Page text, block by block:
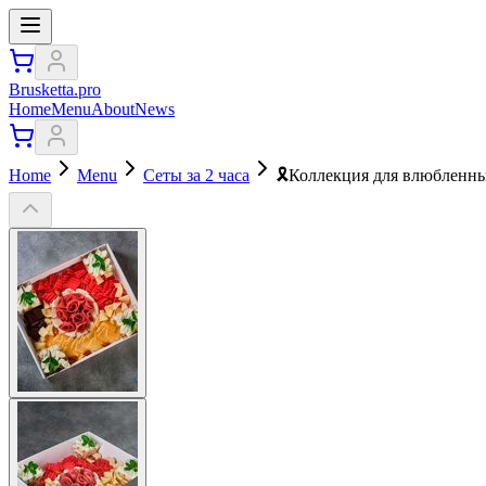
Brusketta.pro
HomeMenuAboutNews
Home Menu Сеты за 2 часа 🎗Коллекция для